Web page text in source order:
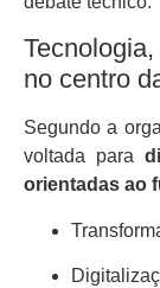
no centro
Segundo a
voltada para
orientadas ao